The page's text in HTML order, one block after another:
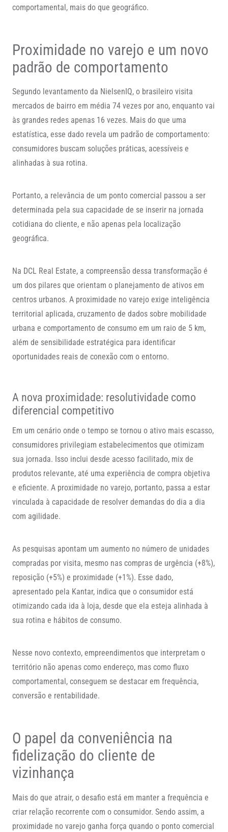
comportamental, mais do que geográfico.
Proximidade no varejo e um novo
padrão de comportamento
Segundo levantamento da NielsenIQ, o brasileiro visita
mercados de bairro em média 74 vezes por ano, enquanto vai
às grandes redes apenas 16 vezes. Mais do que uma
estatística, esse dado revela um padrão de comportamento:
consumidores buscam soluções práticas, acessíveis e
alinhadas à sua rotina.
Portanto, a relevância de um ponto comercial passou a ser
determinada pela sua capacidade de se inserir na jornada
cotidiana do cliente, e não apenas pela localização
geográfica.
Na DCL Real Estate, a compreensão dessa transformação é
um dos pilares que orientam o planejamento de ativos em
centros urbanos. A proximidade no varejo exige inteligência
territorial aplicada, cruzamento de dados sobre mobilidade
urbana e comportamento de consumo em um raio de 5 km,
além de sensibilidade estratégica para identificar
oportunidades reais de conexão com o entorno.
A nova proximidade: resolutividade como
diferencial competitivo
Em um cenário onde o tempo se tornou o ativo mais escasso,
consumidores privilegiam estabelecimentos que otimizam
sua jornada. Isso inclui desde acesso facilitado, mix de
produtos relevante, até uma experiência de compra objetiva
e eficiente. A proximidade no varejo, portanto, passa a estar
vinculada à capacidade de resolver demandas do dia a dia
com agilidade.
As pesquisas apontam um aumento no número de unidades
compradas por visita, mesmo nas compras de urgência (+8%),
reposição (+5%) e proximidade (+1%). Esse dado,
apresentado pela Kantar, indica que o consumidor está
otimizando cada ida à loja, desde que ela esteja alinhada à
sua rotina e hábitos de consumo.
Nesse novo contexto, empreendimentos que interpretam o
território não apenas como endereço, mas como fluxo
comportamental, conseguem se destacar em frequência,
conversão e rentabilidade.
O papel da conveniência na
fidelização do cliente de
vizinhança
Mais do que atrair, o desafio está em manter a frequência e
criar relação recorrente com o consumidor. Sendo assim, a
proximidade no varejo ganha força quando o ponto comercial